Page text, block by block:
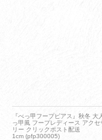
『べっ甲フープピアス』秋冬 大
っ甲風 フープレディース アクセ
リー クリックポスト配送
1cm (pfp300005)